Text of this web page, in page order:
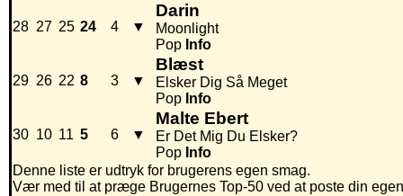
28 27 25 24 4 ▼
Darin
Moonlight
Pop Info
29 26 22 8 3 ▼
Blæst
Elsker Dig Så Meget
Pop Info
30 10 11 5 6 ▼
Malte Ebert
Er Det Mig Du Elsker?
Pop Info
Denne liste er udtryk for brugerens egen smag.
Vær med til at præge Brugernes Top-50 ved at poste din